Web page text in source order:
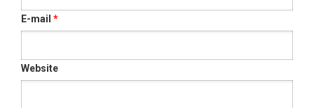
E-mail *
Website